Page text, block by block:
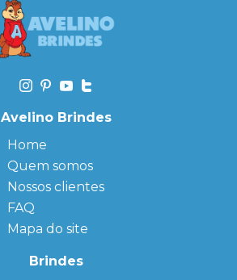
Avelino Brindes
Home
Quem somos
Nossos clientes
FAQ
Mapa do site
Brindes